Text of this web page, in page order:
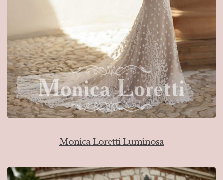
Monica Loretti Luminosa